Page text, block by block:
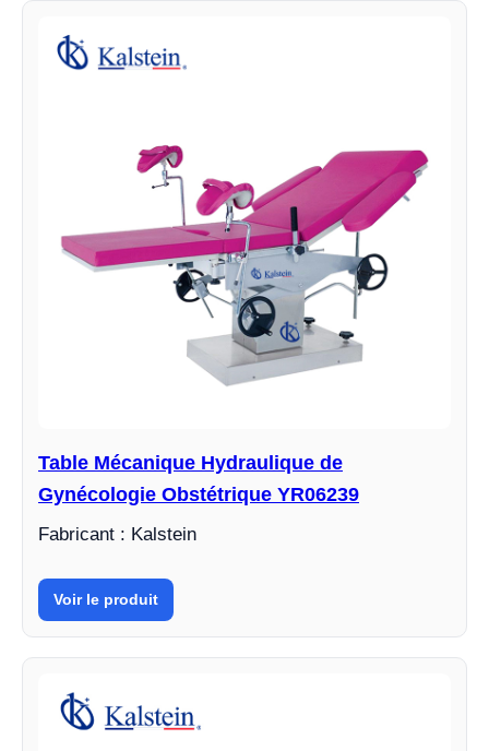
Table Mécanique Hydraulique de
Gynécologie Obstétrique YR06239
Fabricant : Kalstein
Voir le produit